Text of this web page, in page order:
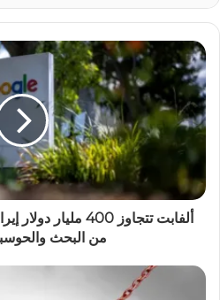
ألفابت تتجاوز 400
من البحث